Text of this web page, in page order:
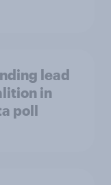
lead
in
poll